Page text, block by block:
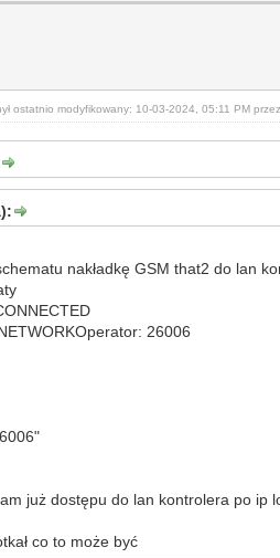
ostatnio modyfikowany: 10-03-2024, 05:11 PM przez
schematu nakładkę GSM that2 do lan
26006
już dostępu do lan kontrolera po ip
co to może być